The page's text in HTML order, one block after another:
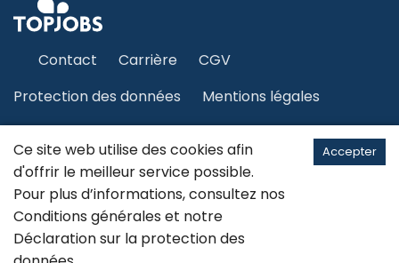
Contact Carrière
CGV
Protection des données
Mentions légales
Français
Ce site web utilise des cookies afin
d'offrir le meilleur service possible.
Pour plus d’informations, consultez nos
Conditions générales et notre
Déclaration sur la protection des
Accepter